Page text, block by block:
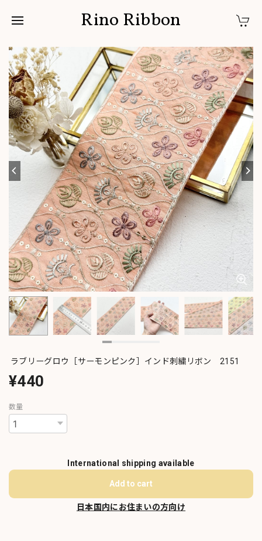
Rino Ribbon
ラブリーグロウ［サーモンピンク］インド刺繍リボン 2151
¥440
数量
International shipping available
Add to cart
日本国内にお住まいの方向け